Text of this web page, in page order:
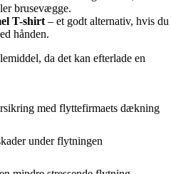
brusevægge.
T-shirt – et godt alternativ, hvis du
hånden.
da det kan efterlade en
med flyttefirmaets dækning
under flytningen